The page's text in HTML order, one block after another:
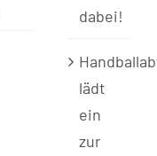
dabei!
lädt
ein
zur